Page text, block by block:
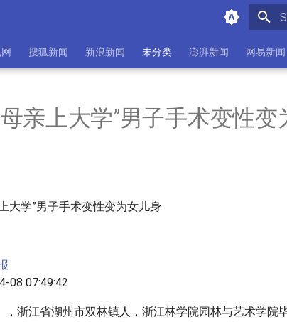
搜狐新闻 新浪新闻 未分类 澎湃新闻 网易新闻
亲上大学”男子手术变性变
08 07:49:42
，浙江省湖州市双林镇人，浙江林学院园林与艺术学院